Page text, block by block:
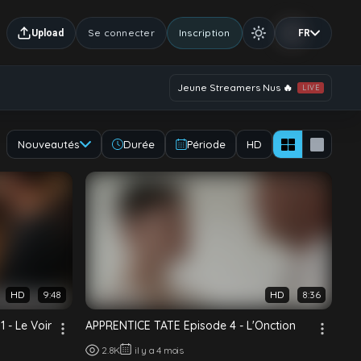
Upload Se connecter Inscription FR
Jeune Streamers Nus 🔥 LIVE
Nouveautés Durée Période HD
HD 9:48
- Le Voir
HD 8:36
APPRENTICE TATE Episode 4 - L'Onction
2.8K il y a 4 mois